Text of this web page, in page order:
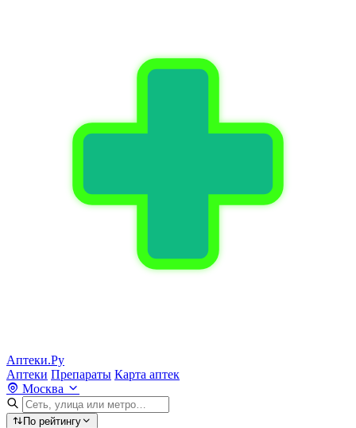
Аптеки.Ру
Аптеки Препараты Карта аптек
Москва
По рейтингу